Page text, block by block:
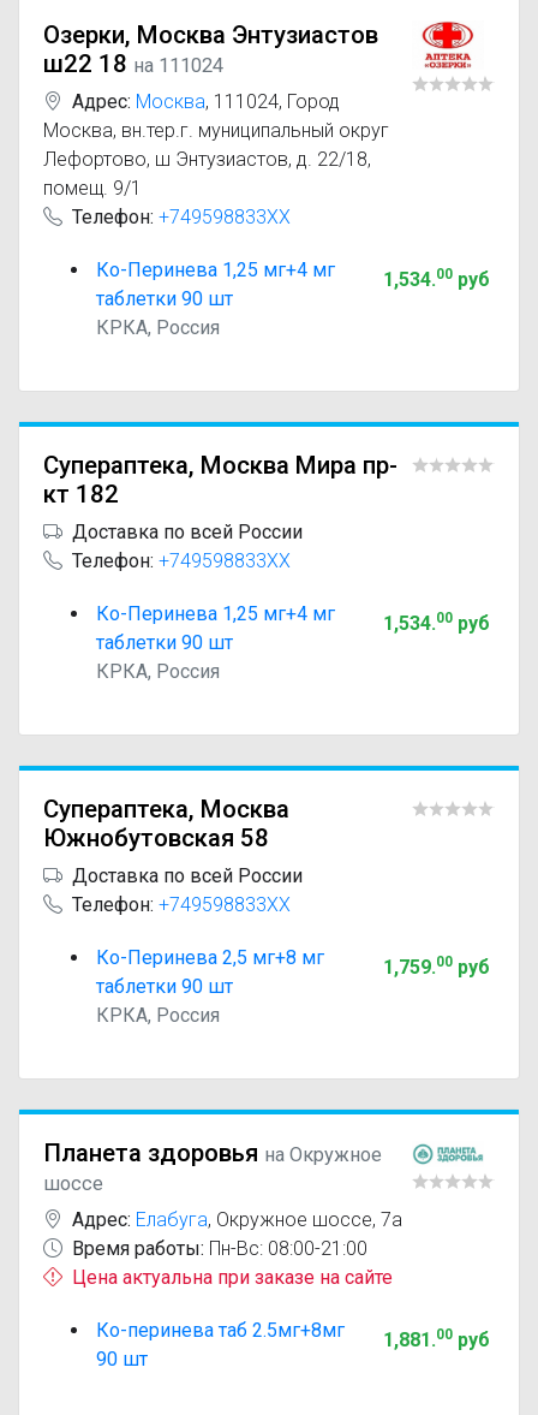
Озерки, Москва Энтузиастов
ш22 18 на 111024
Адрес: Москва, 111024, Город
Москва, вн.тер.г. муниципальный округ
Лефортово, ш Энтузиастов, д. 22/18,
помещ. 9/1
Телефон: +749598833XX
Ко-Перинева 1,25 мг+4 мг
таблетки 90 шт
КРКА, Россия
1,534.00руб
Супераптека, Москва Мира пр-
кт 182
Доставка по всей России
Телефон: +749598833XX
Ко-Перинева 1,25 мг+4 мг
таблетки 90 шт
КРКА, Россия
1,534.00руб
Супераптека, Москва
Южнобутовская 58
Доставка по всей России
Телефон: +749598833XX
Ко-Перинева 2,5 мг+8 мг
таблетки 90 шт
КРКА, Россия
1,759.00руб
Планета здоровья на Окружное
шоссе
Адрес: Елабуга, Окружное шоссе, 7а
Время работы: Пн-Вс: 08:00-21:00
Цена актуальна при заказе на сайте
Ко-перинева таб 2.5мг+8мг
90 шт
1,881.00руб